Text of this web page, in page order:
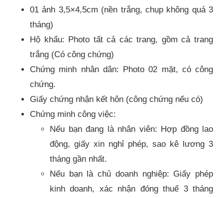
01 ảnh 3,5×4,5cm (nền trắng, chụp không quá 3
tháng)
Hộ khẩu: Photo tất cả các trang, gồm cả trang
trắng (Có công chứng)
Chứng minh nhân dân: Photo 02 mặt, có công
chứng.
Giấy chứng nhận kết hôn (công chứng nếu có)
Chứng minh công việc:
Nếu bạn đang là nhân viên: Hợp đồng lao
động, giấy xin nghỉ phép, sao kê lương 3
tháng gần nhất.
Nếu bạn là chủ doanh nghiệp: Giấy phép
kinh doanh, xác nhận đóng thuế 3 tháng